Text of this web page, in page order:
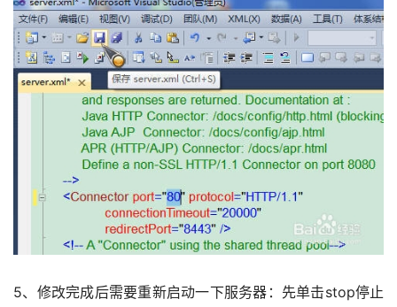
5、修改完成后需要重新启动一下服务器：先单击stop停止